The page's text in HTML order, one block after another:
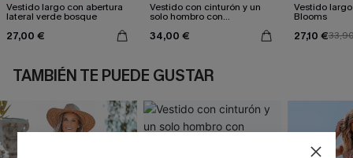
Vestido largo con abertura
lateral verde bosque
27,00 €
Vestido con cinturón y un
solo hombro con
34,00 €
Vestido
Blooms
27,10 €
TAMBIÉN TE PUEDE GUSTAR